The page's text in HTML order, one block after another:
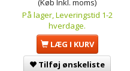
(Køb Inkl. moms)
På lager, Leveringstid 1-2
hverdage.
LÆG I KURV
Tilføj ønskeliste